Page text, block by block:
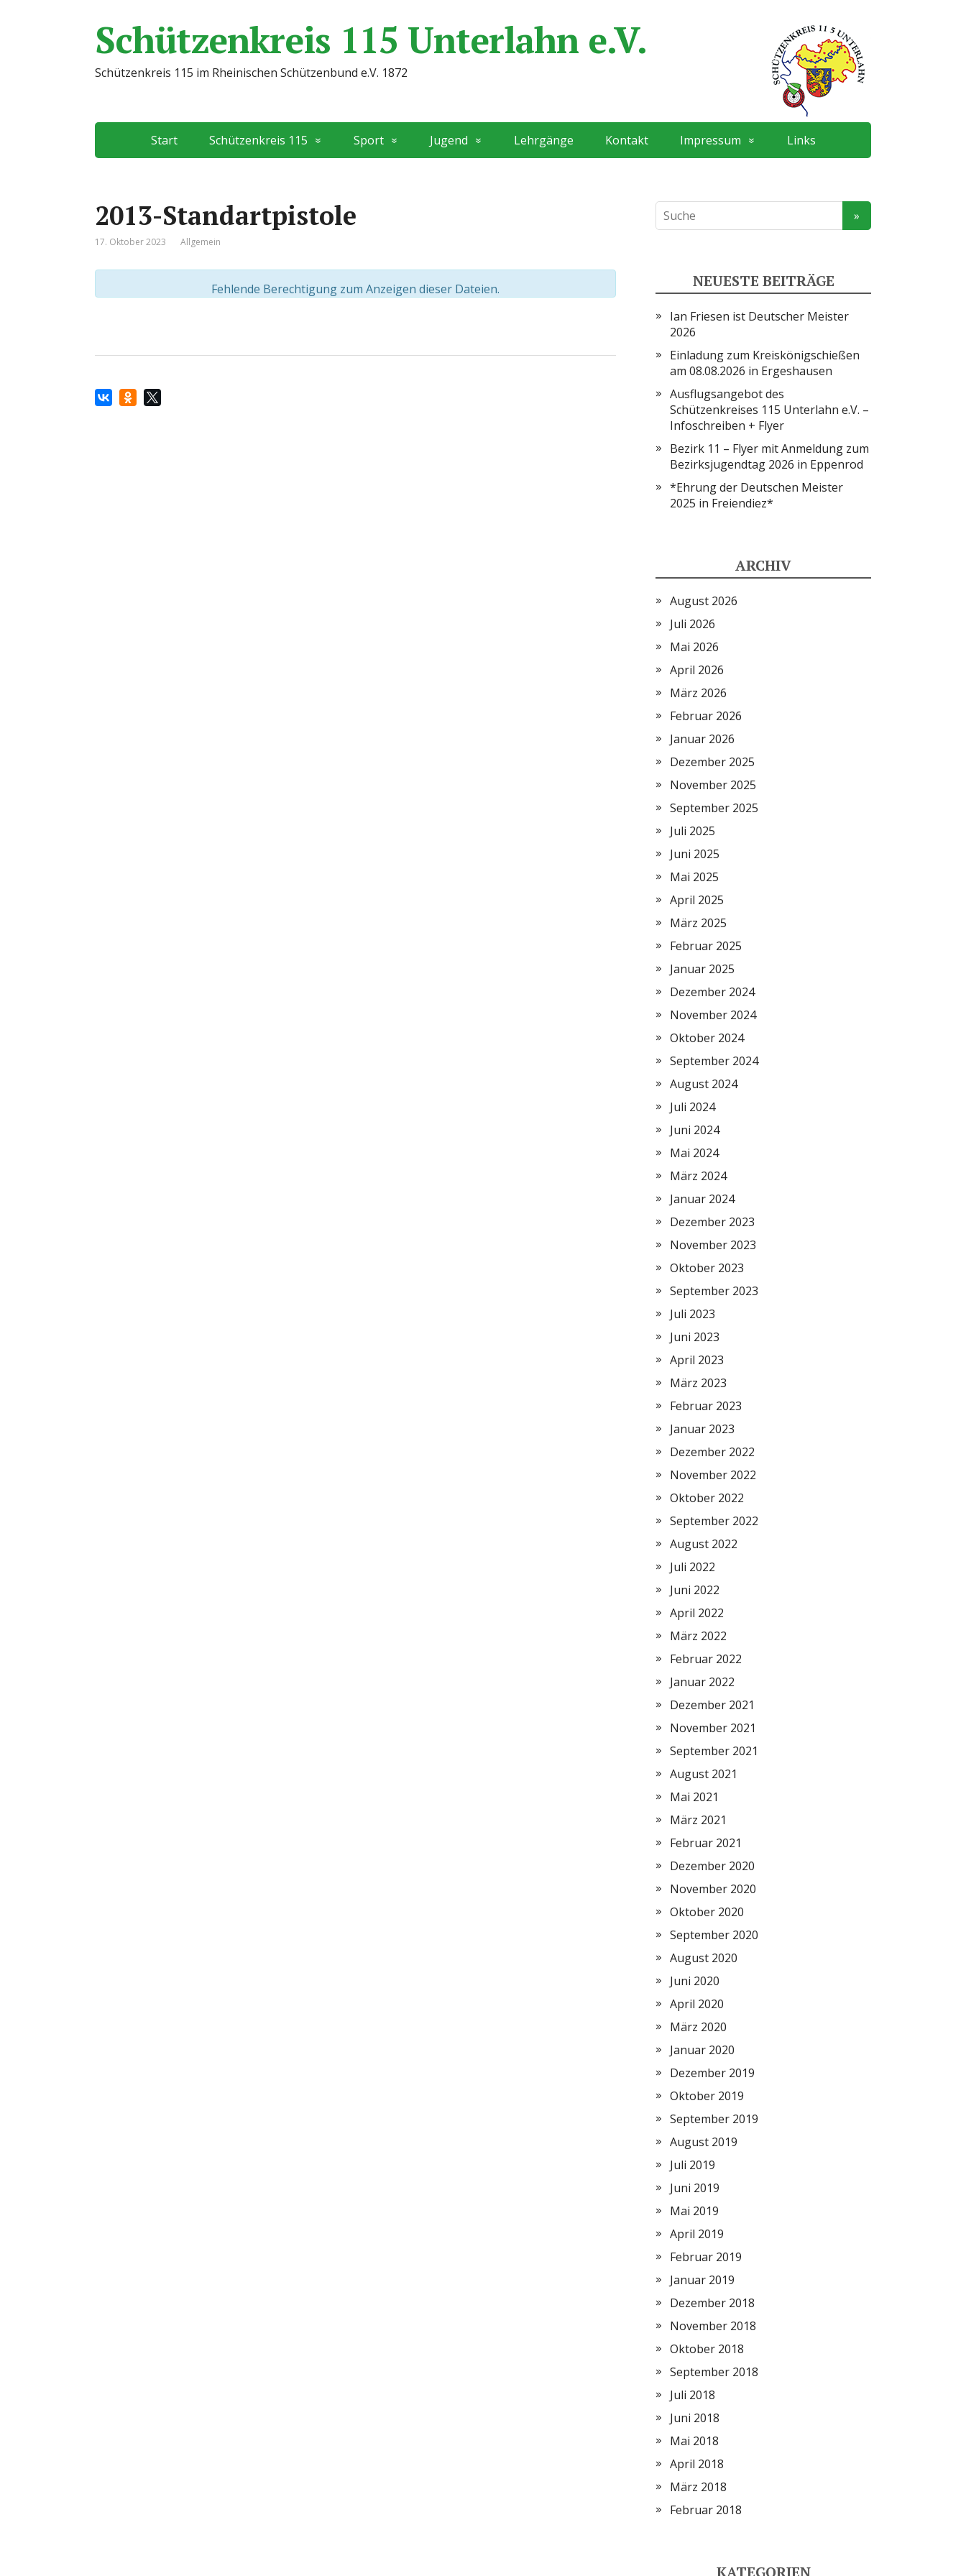
Schützenkreis 115 Unterlahn e.V.
Schützenkreis 115 im Rheinischen Schützenbund e.V. 1872
Start Schützenkreis 115 Sport Jugend Lehrgänge Kontakt Impressum Links
2013-Standartpistole
17. Oktober 2023 Allgemein
Fehlende Berechtigung zum Anzeigen dieser Dateien. NEUESTE BEITRÄGE
Ian Friesen ist Deutscher Meister
2026
Einladung zum Kreiskönigschießen
am 08.08.2026 in Ergeshausen
Ausflugsangebot des
Schützenkreises 115 Unterlahn e.V. –
Infoschreiben + Flyer
Bezirk 11 – Flyer mit Anmeldung zum
Bezirksjugendtag 2026 in Eppenrod
*Ehrung der Deutschen Meister
2025 in Freiendiez*
ARCHIV
August 2026
Juli 2026
Mai 2026
April 2026
März 2026
Februar 2026
Januar 2026
Dezember 2025
November 2025
September 2025
Juli 2025
Juni 2025
Mai 2025
April 2025
März 2025
Februar 2025
Januar 2025
Dezember 2024
November 2024
Oktober 2024
September 2024
August 2024
Juli 2024
Juni 2024
Mai 2024
März 2024
Januar 2024
Dezember 2023
November 2023
Oktober 2023
September 2023
Juli 2023
Juni 2023
April 2023
März 2023
Februar 2023
Januar 2023
Dezember 2022
November 2022
Oktober 2022
September 2022
August 2022
Juli 2022
Juni 2022
April 2022
März 2022
Februar 2022
Januar 2022
Dezember 2021
November 2021
September 2021
August 2021
Mai 2021
März 2021
Februar 2021
Dezember 2020
November 2020
Oktober 2020
September 2020
August 2020
Juni 2020
April 2020
März 2020
Januar 2020
Dezember 2019
Oktober 2019
September 2019
August 2019
Juli 2019
Juni 2019
Mai 2019
April 2019
Februar 2019
Januar 2019
Dezember 2018
November 2018
Oktober 2018
September 2018
Juli 2018
Juni 2018
Mai 2018
April 2018
März 2018
Februar 2018
KATEGORIEN